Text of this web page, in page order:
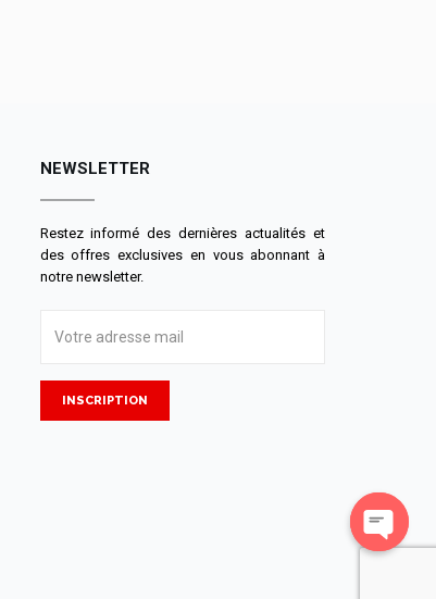
NEWSLETTER
Restez informé des dernières actualités et
des offres exclusives en vous abonnant à
notre newsletter.
INSCRIPTION
Open